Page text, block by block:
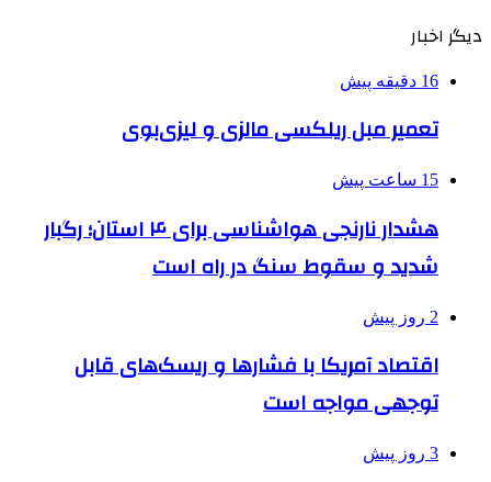
دیگر اخبار
16 دقیقه پیش
تعمیر مبل ریلکسی مالزی و لیزی‌بوی
15 ساعت پیش
هشدار نارنجی هواشناسی برای ۴ استان؛ رگبار
شدید و سقوط سنگ در راه است
2 روز پیش
اقتصاد آمریکا با فشارها و ریسک‌های قابل
توجهی مواجه است
3 روز پیش